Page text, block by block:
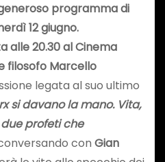
programma di
12 giugno.
alle 20.30 al Cinema
filosofo Marcello
legata al suo ultimo
si davano la mano. Vita,
profeti che
con Gian